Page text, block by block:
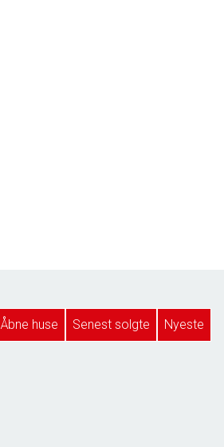
Åbne huse Senest solgte Nyeste